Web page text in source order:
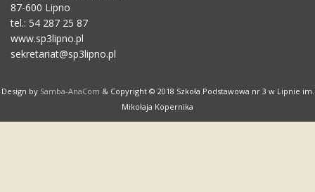
87-600 Lipno
tel.: 54 287 25 87
www.sp3lipno.pl
sekretariat@sp3lipno.pl
Design by Samba-AnaCom & Copyright © 2018 Szkoła Podstawowa nr 3 w Lipnie im.
Mikołaja Kopernika